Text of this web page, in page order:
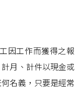
因工作而獲得之報
月、計件以現金或
名義，只要是經常